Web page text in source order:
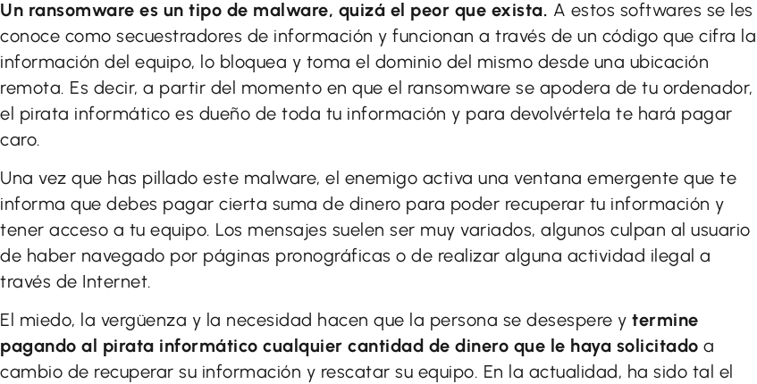
Un ransomware es un tipo de malware, quizá el peor que exista. A estos softwares se les
conoce como secuestradores de información y funcionan a través de un código que cifra la
información del equipo, lo bloquea y toma el dominio del mismo desde una ubicación
remota. Es decir, a partir del momento en que el ransomware se apodera de tu ordenador,
el pirata informático es dueño de toda tu información y para devolvértela te hará pagar
caro.
Una vez que has pillado este malware, el enemigo activa una ventana emergente que te
informa que debes pagar cierta suma de dinero para poder recuperar tu información y
tener acceso a tu equipo. Los mensajes suelen ser muy variados, algunos culpan al usuario
de haber navegado por páginas pronográficas o de realizar alguna actividad ilegal a
través de Internet.
El miedo, la vergüenza y la necesidad hacen que la persona se desespere y termine
pagando al pirata informático cualquier cantidad de dinero que le haya solicitado a
cambio de recuperar su información y rescatar su equipo. En la actualidad, ha sido tal el